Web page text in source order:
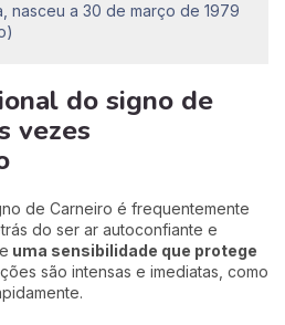
nasceu a 30 de março de 1979
do signo de
vezes
de Carneiro é frequentemente
do ser ar autoconfiante e
uma sensibilidade que protege
são intensas e imediatas, como